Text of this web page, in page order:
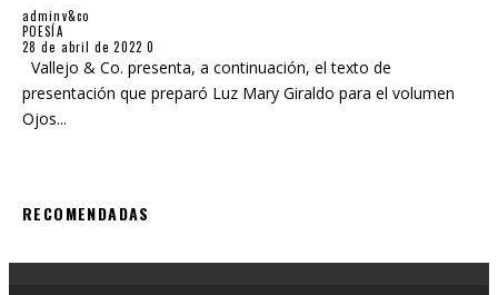
adminv&co
POESÍA
28 de abril de 2022 0
Vallejo & Co. presenta, a continuación, el texto de
presentación que preparó Luz Mary Giraldo para el volumen
Ojos...
RECOMENDADAS